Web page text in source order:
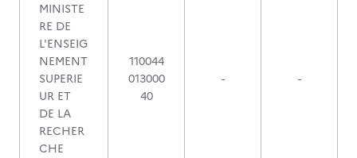
MINISTE
RE DE
L'ENSEIG
NEMENT
SUPERIE
UR ET
DE LA
RECHER
CHE
110044
013000
40
- -